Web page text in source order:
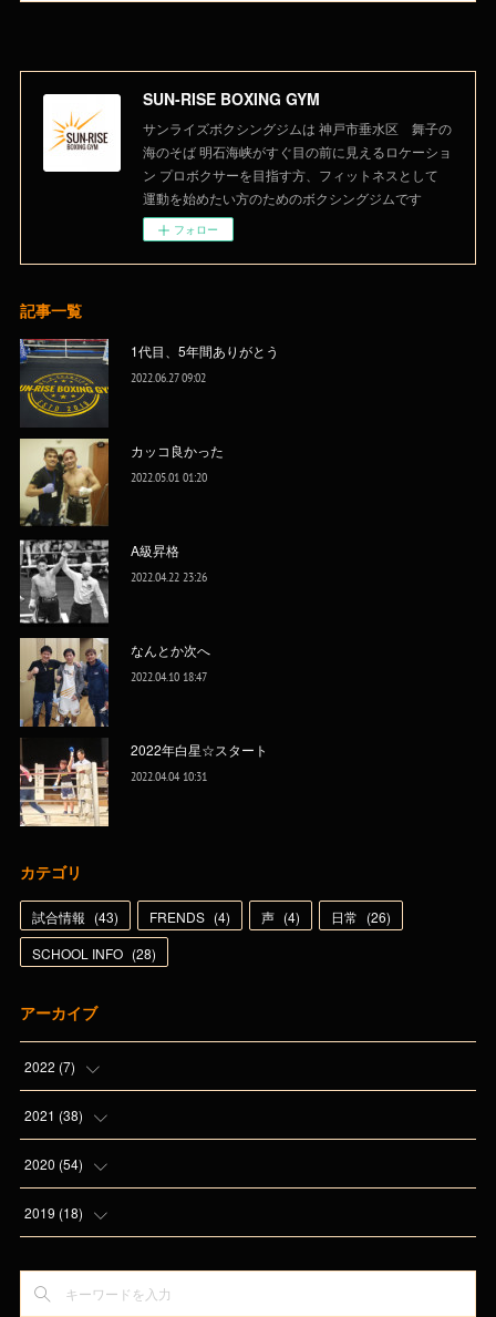
SUN-RISE BOXING GYM
サンライズボクシングジムは 神戸市垂水区 舞子の
海のそば 明石海峡がすぐ目の前に見えるロケーショ
ン プロボクサーを目指す方、フィットネスとして
運動を始めたい方のためのボクシングジムです
フォロー
記事一覧
1代目、5年間ありがとう
2022.06.27 09:02
カッコ良かった
2022.05.01 01:20
A級昇格
2022.04.22 23:26
なんとか次へ
2022.04.10 18:47
2022年白星☆スタート
2022.04.04 10:31
カテゴリ
試合情報 (43) FRENDS (4) 声 (4) 日常 (26)
SCHOOL INFO (28)
アーカイブ
2022 (7)
(1
(1
(3
(1)
2021 (38)
(1
(6
(5
2020 (54)
(5
(
2019 (18)
(